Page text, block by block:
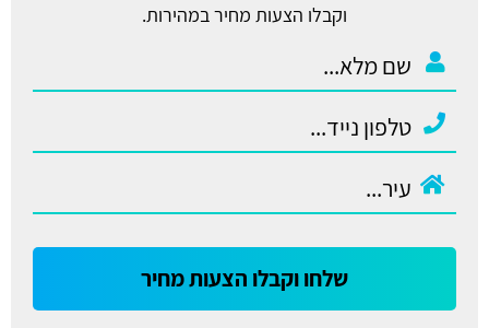
וקבלו הצעות מחיר במהירות.
שלחו וקבלו הצעות מחיר